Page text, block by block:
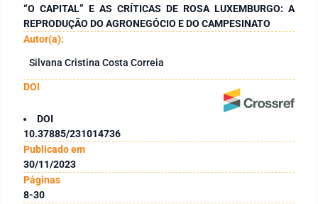
“O CAPITAL” E AS CRÍTICAS DE ROSA LUXEMBURGO: A
REPRODUÇÃO DO AGRONEGÓCIO E DO CAMPESINATO
Autor(a):
Silvana Cristina Costa Correia
DOI
DOI
10.37885/231014736
Publicado em
30/11/2023
Páginas
8-30